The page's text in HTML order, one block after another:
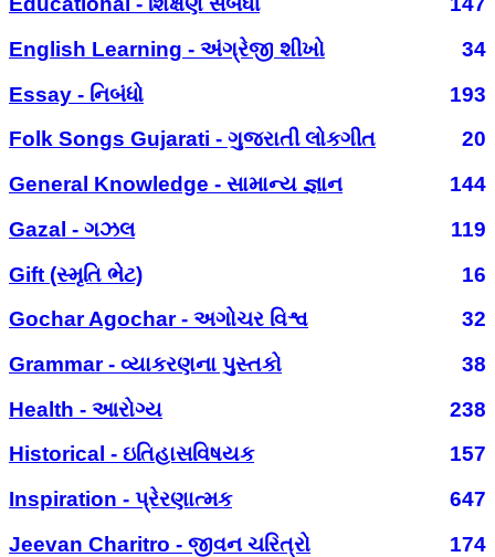
English Learning - અંગ્રેજી શીખો
34
Essay - નિબંધો
193
Folk Songs Gujarati - ગુજરાતી લોકગીત
20
General Knowledge - સામાન્ય જ્ઞાન
144
Gazal - ગઝલ
119
Gift (સ્મૃતિ ભેટ)
16
Gochar Agochar - અગોચર વિશ્વ
32
Grammar - વ્યાકરણના પુસ્તકો
38
Health - આરોગ્ય
238
Historical - ઇતિહાસવિષયક
157
Inspiration - પ્રેરણાત્મક
647
Jeevan Charitro - જીવન ચરિત્રો
174